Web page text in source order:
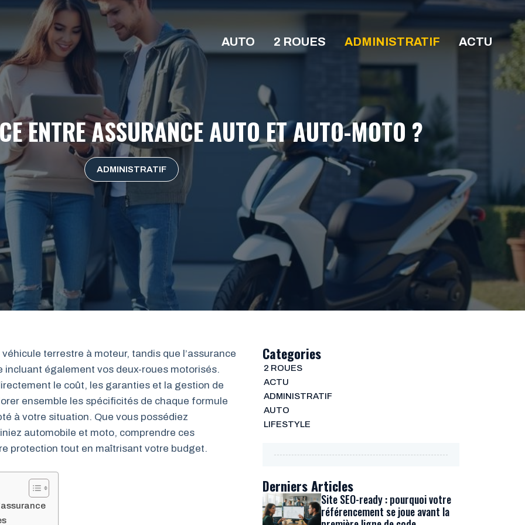
AUTO 2 ROUES ADMINISTRATIF ACTU
ENTRE ASSURANCE AUTO ET AUTO-MOTO ?
ADMINISTRATIF
terrestre à moteur, tandis que l’assurance
également vos deux-roues motorisés.
le coût, les garanties et la gestion de
ensemble les spécificités de chaque formule
à votre situation. Que vous possédiez
automobile et moto, comprendre ces
protection tout en maîtrisant votre budget.
Categories
2 ROUES
ACTU
ADMINISTRATIF
AUTO
LIFESTYLE
Derniers Articles
Site SEO-ready : pourquoi votre
référencement se joue avant la